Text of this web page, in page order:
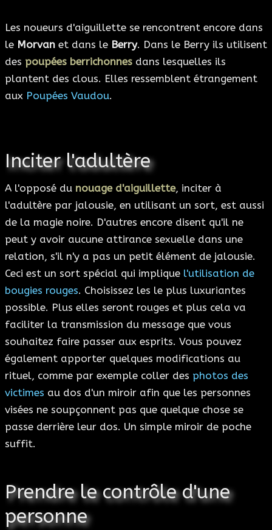
Les noueurs d'aiguillette se rencontrent encore dans
le Morvan et dans le Berry. Dans le Berry ils utilisent
des poupées berrichonnes dans lesquelles ils
plantent des clous. Elles ressemblent étrangement
aux Poupées Vaudou.
Inciter l'adultère
A l'opposé du nouage d'aiguillette, inciter à
l'adultère par jalousie, en utilisant un sort, est aussi
de la magie noire. D'autres encore disent qu'il ne
peut y avoir aucune attirance sexuelle dans une
relation, s'il n'y a pas un petit élément de jalousie.
Ceci est un sort spécial qui implique l'utilisation de
bougies rouges. Choisissez les le plus luxuriantes
possible. Plus elles seront rouges et plus cela va
faciliter la transmission du message que vous
souhaitez faire passer aux esprits. Vous pouvez
également apporter quelques modifications au
rituel, comme par exemple coller des photos des
victimes au dos d'un miroir afin que les personnes
visées ne soupçonnent pas que quelque chose se
passe derrière leur dos. Un simple miroir de poche
suffit.
Prendre le contrôle d'une
personne